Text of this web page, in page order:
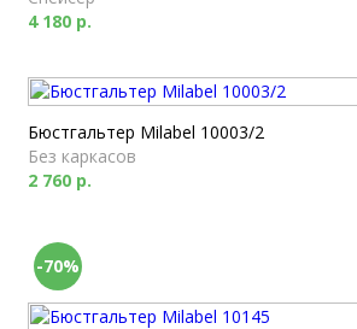
4 180 р.
Бюстгальтер Milabel 10003/2
Без каркасов
2 760 р.
-70%